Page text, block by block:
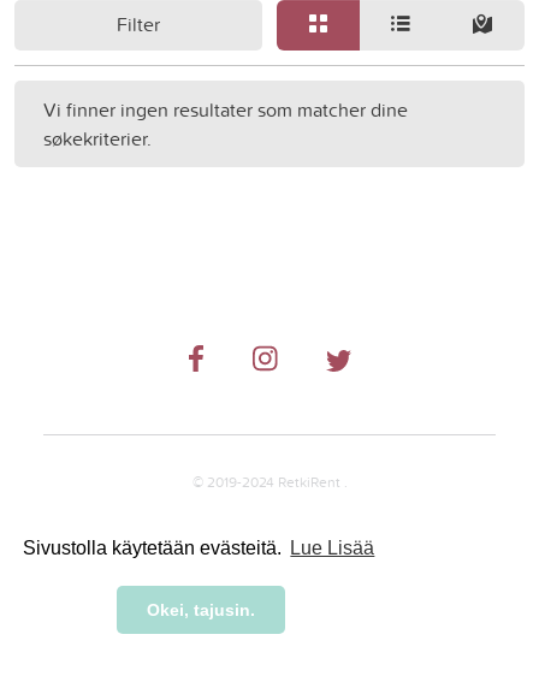
Sivustolla käytetään evästeitä. Lue Lisää
Okei, tajusin.
Filter
Vi finner ingen resultater som matcher dine
søkekriterier.
© 2019-2024 RetkiRent .